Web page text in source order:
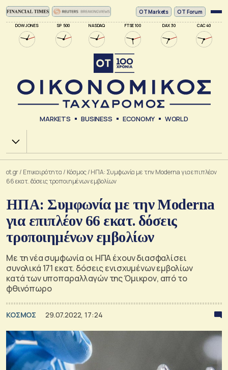
DOW JONES SP 500 NASDAQ FTSE 100 DAX 30 CAC 40
ΟΤ Markets OT Forum
MARKETS BUSINESS ECONOMY WORLD
Χ.Α.
ot.gr/ Επικαιρότητα / Κόσμος/ΗΠΑ: Συμφωνία με την Moderna για επιπλέον
66 εκατ. δόσεις τροποιημένων εμβολίων
ΗΠΑ: Συμφωνία με την Moderna
για επιπλέον 66 εκατ. δόσεις
τροποιημένων εμβολίων
Με τη νέα συμφωνία οι ΗΠΑ έχουν διασφαλίσει
συνολικά 171 εκατ. δόσεις ενισχυμένων εμβολίων
κατά των υποπαραλλαγών της Όμικρον, από το
φθινόπωρο
ΚΟΣΜΟΣ 29.07.2022, 17:24